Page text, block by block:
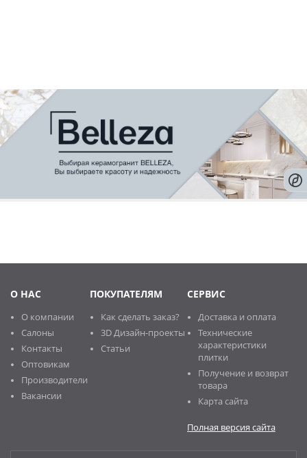
О НАС
О компании
Салоны
Контакты
Оптовикам
Производители
Вакансии
ПОКУПАТЕЛЯМ
Как сделать заказ?
3D Дизайн-проекты
Статьи
СЕРВИС
Доставка и оплата
Технические
характеристики
плитки
Получение и возврат
товара
Карта сайта
Полная версия сайта